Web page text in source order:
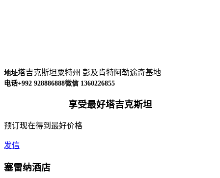
地址塔吉克斯坦粟特州 彭及肯特阿勒途奇基地
电话+992 928886888微信 1360226855
享受最好塔吉克斯坦
预订现在得到最好价格
发信
塞雷纳酒店